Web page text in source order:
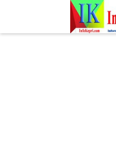
.post-body img { display: block;